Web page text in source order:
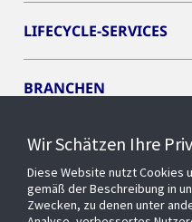
LIFECYCLE-SERVICES
BRANCHEN
CYBER SOLUTIONS
OPENBLUE
Wir Schätzen Ihre
Diese Website nutzt Cookies
gemäß der Beschreibung in
Zwecken, zu denen unter